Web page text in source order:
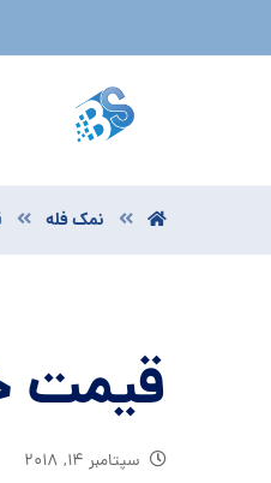
نمک فله
قیمت
سپتامبر ۱۴, ۲۰۱۸